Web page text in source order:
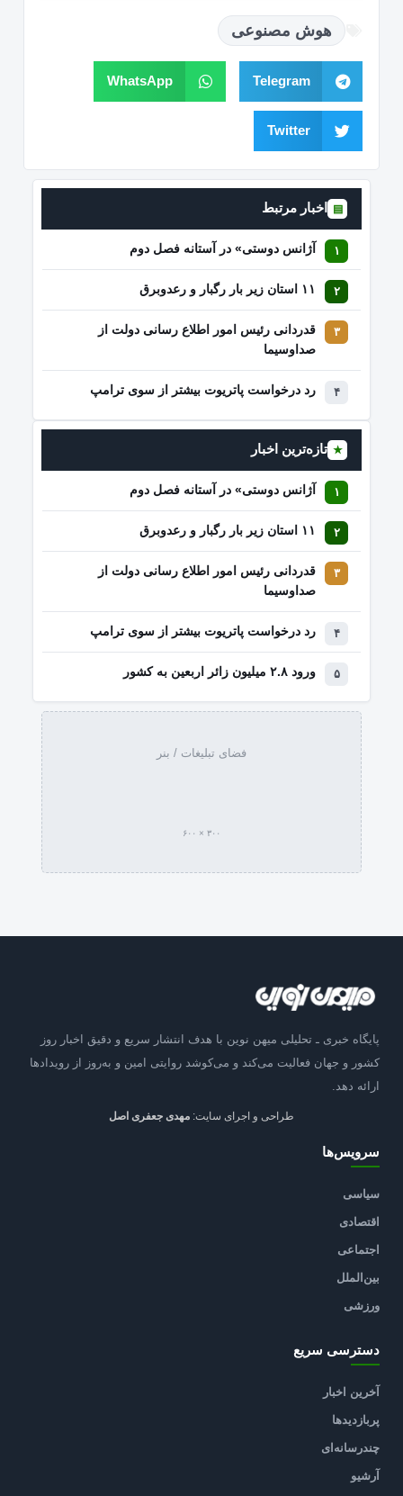
هوش مصنوعی
Telegram
WhatsApp
Twitter
▤ اخبار مرتبط
آژانس دوستی» در آستانه فصل دوم
۱۱ استان زیر بار رگبار و رعدوبرق
قدردانی رئیس امور اطلاع رسانی دولت از
صداوسیما
رد درخواست پاتریوت بیشتر از سوی ترامپ
★ تازه‌ترین اخبار
آژانس دوستی» در آستانه فصل دوم
۱۱ استان زیر بار رگبار و رعدوبرق
قدردانی رئیس امور اطلاع رسانی دولت از
صداوسیما
رد درخواست پاتریوت بیشتر از سوی ترامپ
ورود ۲.۸ میلیون زائر اربعین به کشور
فضای تبلیغات / بنر
۳۰۰ × ۶۰۰
پایگاه خبری ـ تحلیلی میهن نوین با هدف انتشار سریع و دقیق اخبار روز
کشور و جهان فعالیت می‌کند و می‌کوشد روایتی امین و به‌روز از رویدادها
ارائه دهد.
طراحی و اجرای سایت: مهدی جعفری اصل
سرویس‌ها
سیاسی
اقتصادی
اجتماعی
بین‌الملل
ورزشی
دسترسی سریع
آخرین اخبار
پربازدیدها
چندرسانه‌ای
آرشیو